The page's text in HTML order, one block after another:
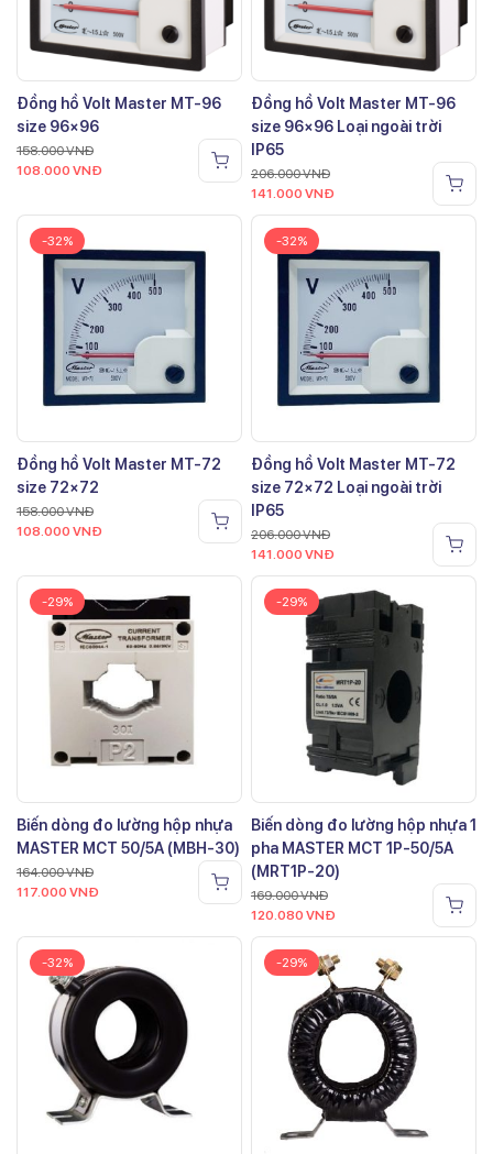
Đồng hồ Volt Master MT-96
size 96×96
158.000VNĐ
108.000 VNĐ
Đồng hồ Volt Master MT-96
size 96×96 Loại ngoài trời
IP65
206.000VNĐ
141.000 VNĐ
-32%
Đồng hồ Volt Master MT-72
size 72×72
158.000VNĐ
108.000 VNĐ
-32%
Đồng hồ Volt Master MT-72
size 72×72 Loại ngoài trời
IP65
206.000VNĐ
141.000 VNĐ
-29%
Biến dòng đo lường hộp nhựa
MASTER MCT 50/5A (MBH-30)
164.000VNĐ
117.000 VNĐ
-29%
Biến dòng đo lường hộp nhựa 1
pha MASTER MCT 1P-50/5A
(MRT1P-20)
169.000VNĐ
120.080 VNĐ
-32% -29%